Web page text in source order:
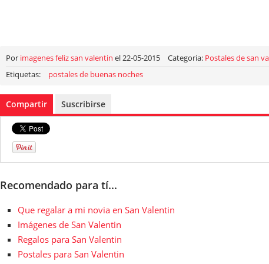
Por imagenes feliz san valentin el 22-05-2015 Categoria: Postales de san
Etiquetas:
postales de buenas noches
Compartir Suscribirse
Recomendado para tí...
Que regalar a mi novia en San Valentin
Imágenes de San Valentin
Regalos para San Valentin
Postales para San Valentin